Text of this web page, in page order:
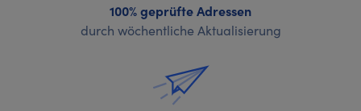
100% geprüfte Adressen
durch wöchentliche Aktualisierung